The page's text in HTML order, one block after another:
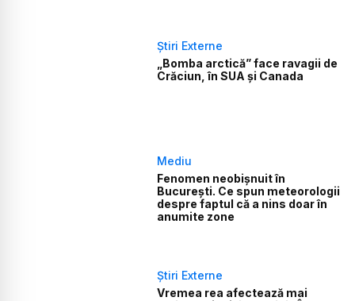
Știri Externe
„Bomba arctică” face ravagii de
Crăciun, în SUA și Canada
Mediu
Fenomen neobișnuit în
București. Ce spun meteorologii
despre faptul că a nins doar în
anumite zone
Știri Externe
Vremea rea afectează mai